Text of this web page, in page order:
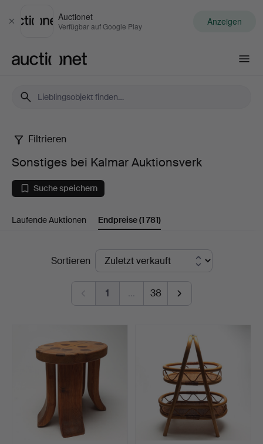
Schließen
Auctionet
Verfügbar auf Google Play Anzeigen
Sonstiges
bei
Kalmar
Auktionsverk
Filtrieren
Sonstiges bei Kalmar Auktionsverk
Suche speichern
Laufende Auktionen Endpreise(1 781)
EndpreiseSortieren
1 … 38